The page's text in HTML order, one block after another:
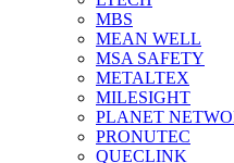
MBS
MEAN WELL
MSA SAFETY
METALTEX
MILESIGHT
PLANET
PRONUTEC
QUECLINK